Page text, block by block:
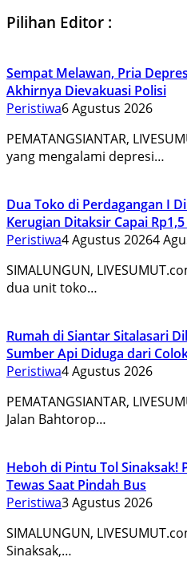
Pilihan Editor :
Sempat Melawan, Pria
Akhirnya Dievakuasi Polisi
Peristiwa6 Agustus 2026
PEMATANGSIANTAR,
yang mengalami depresi…
Dua Toko di Perdagangan I
Kerugian Ditaksir Capai
Peristiwa4 Agustus 20264
SIMALUNGUN,
dua unit toko…
Rumah di Siantar Sitalasari
Sumber Api Diduga dari
Peristiwa4 Agustus 2026
PEMATANGSIANTAR,
Jalan Bahtorop…
Heboh di Pintu Tol Sinaksak!
Tewas Saat Pindah Bus
Peristiwa3 Agustus 2026
SIMALUNGUN,
Sinaksak,…